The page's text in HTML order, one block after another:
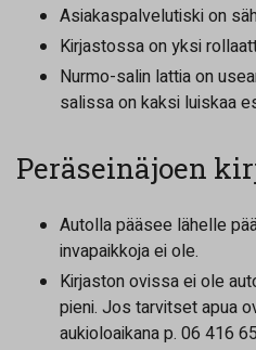
Asiakaspalvelutiski on
Kirjastossa on yksi
Nurmo-salin lattia on
salissa on kaksi luiskaa
Peräseinäjoen
Autolla pääsee lähelle
invapaikkoja ei ole.
Kirjaston ovissa ei ole
pieni. Jos tarvitset apua
aukioloaikana p. 06 416